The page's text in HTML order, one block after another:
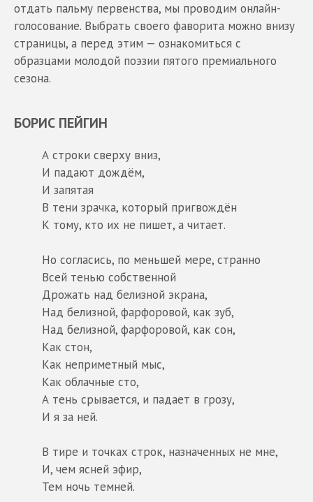
отдать пальму первенства, мы проводим онлайн-
голосование. Выбрать своего фаворита можно внизу
страницы, а перед этим — ознакомиться с
образцами молодой поэзии пятого премиального
сезона.
БОРИС ПЕЙГИН
А строки сверху вниз,
И падают дождём,
И запятая
В тени зрачка, который пригвождён
К тому, кто их не пишет, а читает.
Но согласись, по меньшей мере, странно
Всей тенью собственной
Дрожать над белизной экрана,
Над белизной, фарфоровой, как зуб,
Над белизной, фарфоровой, как сон,
Как стон,
Как неприметный мыс,
Как облачные сто,
А тень срывается, и падает в грозу,
И я за ней.
В тире и точках строк, назначенных не мне,
И, чем ясней эфир,
Тем ночь темней.